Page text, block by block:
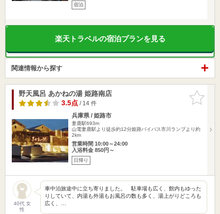
宿泊
楽天トラベルの宿泊プランを見る
関連情報から探す
お気に入
りに追加
野天風呂 あかねの湯 姫路南店
3.5点/ 14 件
兵庫県 / 姫路市
妻鹿駅693m
山電妻鹿駅より徒歩約12分姫路バイパス市川ランプより約
2km
営業時間 10:00～24:00
入浴料金 850円～
日帰り
40代 女
性
車中泊旅途中に立ち寄りました。 駐車場も広く、館内もゆった
りしていて、内湯も外湯もお風呂の数も多く、湯上がりどころも
広く、…